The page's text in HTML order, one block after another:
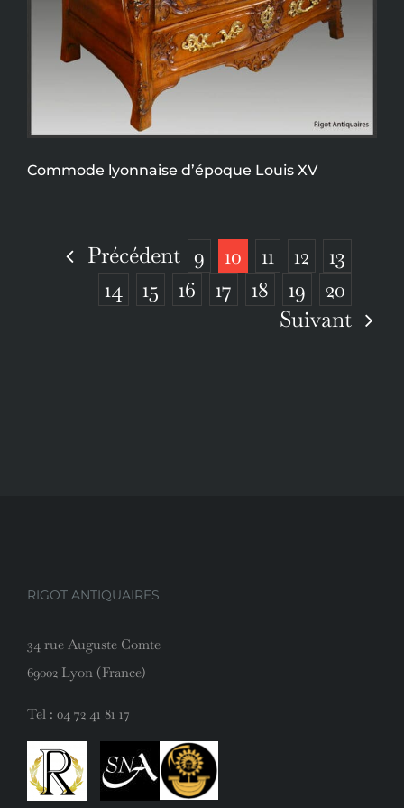
Commode lyonnaise d’époque Louis XV
Précédent 9 10 11 12
13
14
15 16 17 18 19
20
Suivant
RIGOT ANTIQUAIRES
34 rue Auguste Comte
69002 Lyon (France)
Tel : 04 72 41 81 17